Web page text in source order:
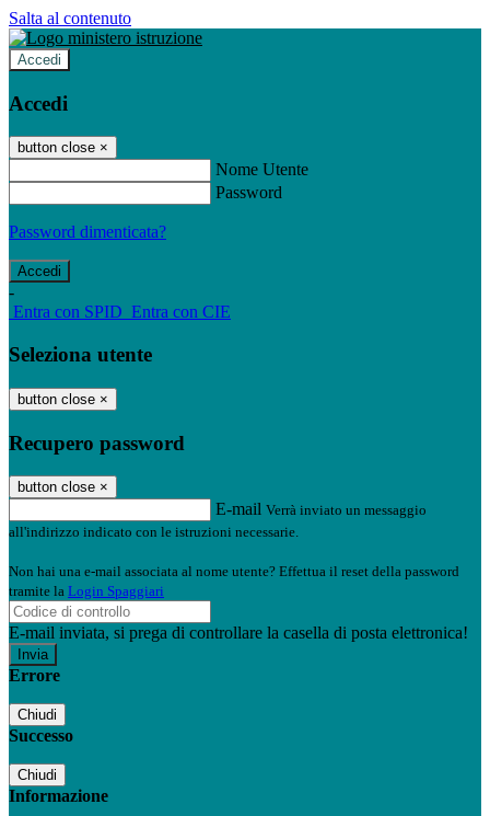
Salta al contenuto
Accedi
Accedi
button close ×
Nome Utente
Password
Password dimenticata?
-
Entra con SPID Entra con CIE
Seleziona utente
button close ×
Recupero password
button close ×
E-mail Verrà inviato un messaggio
all'indirizzo indicato con le istruzioni necessarie.
Non hai una e-mail associata al nome utente? Effettua il reset della password
tramite la Login Spaggiari
E-mail inviata, si prega di controllare la casella di posta elettronica!
Errore
Chiudi
Successo
Chiudi
Informazione